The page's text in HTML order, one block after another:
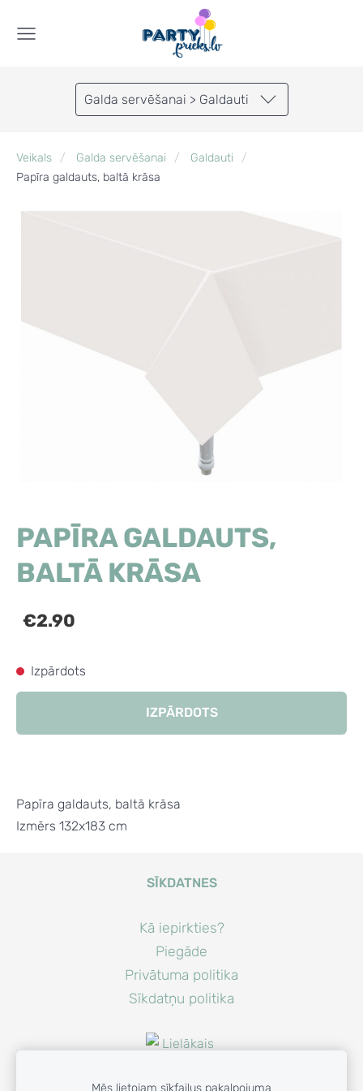
Galda servēšanai > Galdauti
Veikals Galda servēšanai
Galdauti
Papīra galdauts, baltā krāsa
PAPĪRA GALDAUTS,
BALTĀ KRĀSA
€2.90
Izpārdots
IZPĀRDOTS
Papīra galdauts, baltā krāsa
Izmērs 132x183 cm
SĪKDATNES
Kā iepirkties?
Piegāde
Privātuma politika
Sīkdatņu politika
Mēs lietojam sīkfailus pakalpojuma